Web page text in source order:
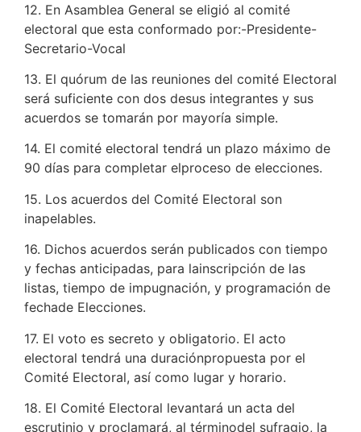
12. En Asamblea General se eligió al comité
electoral que esta conformado por:-Presidente-
Secretario-Vocal
13. El quórum de las reuniones del comité Electoral
será suficiente con dos desus integrantes y sus
acuerdos se tomarán por mayoría simple.
14. El comité electoral tendrá un plazo máximo de
90 días para completar elproceso de elecciones.
15. Los acuerdos del Comité Electoral son
inapelables.
16. Dichos acuerdos serán publicados con tiempo
y fechas anticipadas, para lainscripción de las
listas, tiempo de impugnación, y programación de
fechade Elecciones.
17. El voto es secreto y obligatorio. El acto
electoral tendrá una duraciónpropuesta por el
Comité Electoral, así como lugar y horario.
18. El Comité Electoral levantará un acta del
escrutinio y proclamará, al términodel sufragio, la